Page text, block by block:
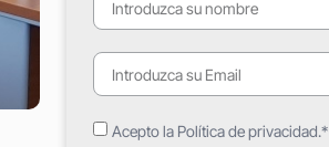
Acepto la Política de privacidad.*